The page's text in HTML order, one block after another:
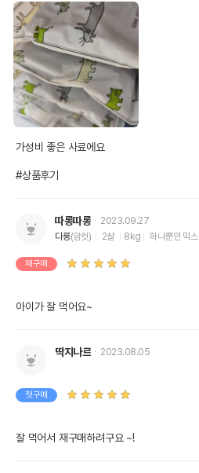
가성비 좋은 사료에요
#상품후기
따롱따롱
2023.09.27
다롱(암컷) 2살 8kg 하나뿐인 믹스
재구매
아이가 잘 먹어요~
딱지나르 2023.08.05
첫구매
잘 먹어서 재구매하려구요 ~!